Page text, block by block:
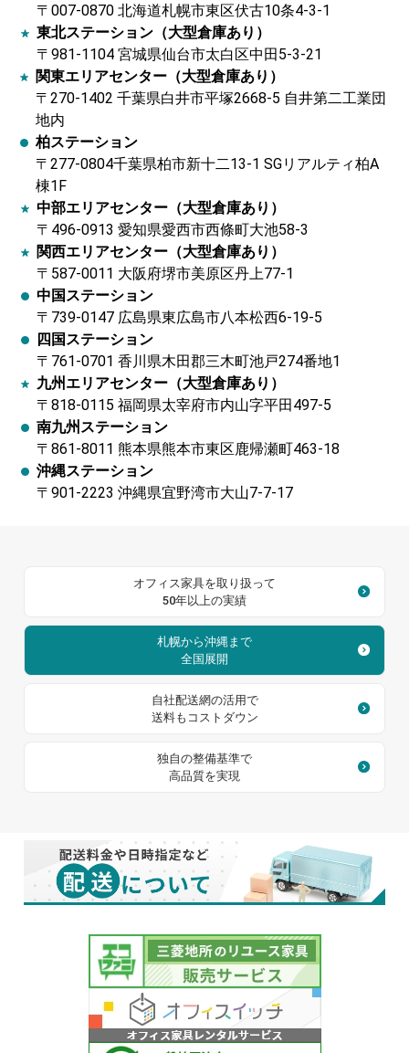
〒007-0870 北海道札幌市東区伏古10条4-3-1
東北ステーション（大型倉庫あり）
〒981-1104 宮城県仙台市太白区中田5-3-21
関東エリアセンター（大型倉庫あり）
〒270-1402 千葉県白井市平塚2668-5 自井第二工業団
地内
柏ステーション
〒277-0804千葉県柏市新十二13-1 SGリアルティ柏A
棟1F
中部エリアセンター（大型倉庫あり）
〒496-0913 愛知県愛西市西條町大池58-3
関西エリアセンター（大型倉庫あり）
〒587-0011 大阪府堺市美原区丹上77-1
中国ステーション
〒739-0147 広島県東広島市八本松西6-19-5
四国ステーション
〒761-0701 香川県木田郡三木町池戸274番地1
九州エリアセンター（大型倉庫あり）
〒818-0115 福岡県太宰府市内山字平田497-5
南九州ステーション
〒861-8011 熊本県熊本市東区鹿帰瀬町463-18
沖縄ステーション
〒901-2223 沖縄県宜野湾市大山7-7-17
オフィス家具を取り扱って
50年以上の実績
札幌から沖縄まで
全国展開
自社配送網の活用で
送料もコストダウン
独自の整備基準で
高品質を実現